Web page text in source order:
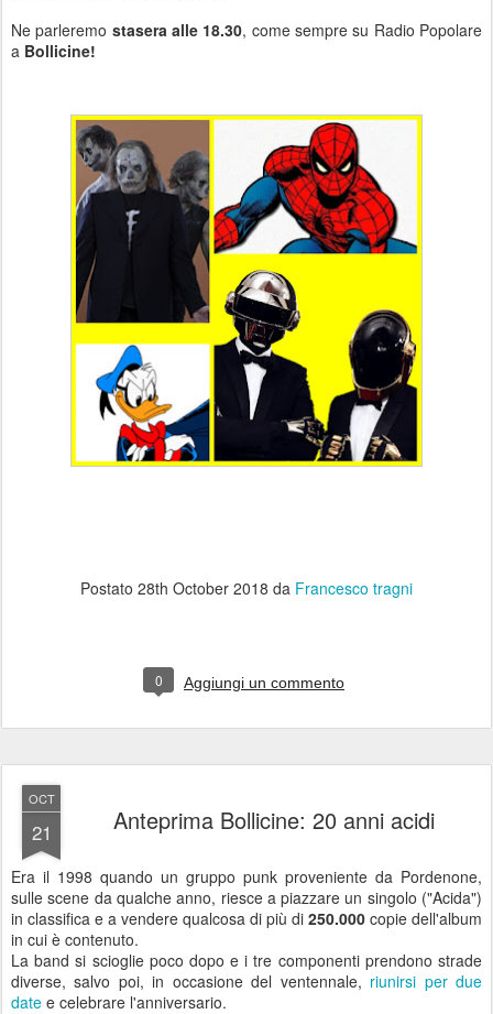
Ne parleremo stasera alle 18.30, come sempre su Radio Popolare
a Bollicine!
Postato 28th October 2018 da Francesco tragni
0 Aggiungi un commento
OCT
21 Anteprima Bollicine: 20 anni acidi
Era il 1998 quando un gruppo punk proveniente da Pordenone,
sulle scene da qualche anno, riesce a piazzare un singolo ("Acida")
in classifica e a vendere qualcosa di più di 250.000 copie dell'album
in cui è contenuto.
La band si scioglie poco dopo e i tre componenti prendono strade
diverse, salvo poi, in occasione del ventennale, riunirsi per due
date e celebrare l'anniversario.